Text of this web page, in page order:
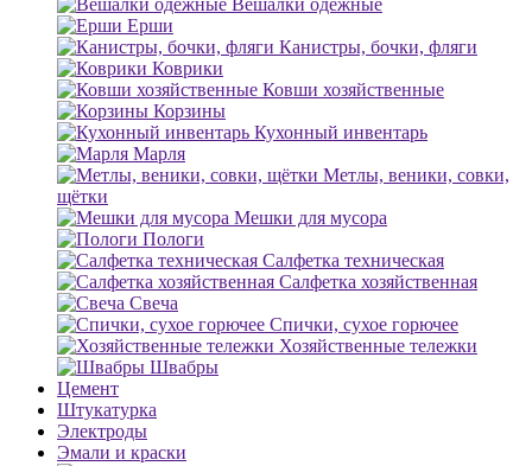
Вешалки одежные
Ерши
Канистры, бочки, фляги
Коврики
Ковши хозяйственные
Корзины
Кухонный инвентарь
Марля
Метлы, веники, совки,
щётки
Мешки для мусора
Пологи
Салфетка техническая
Салфетка хозяйственная
Свеча
Спички, сухое горючее
Хозяйственные тележки
Швабры
Цемент
Штукатурка
Электроды
Эмали и краски